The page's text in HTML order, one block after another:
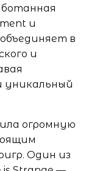
и
в
и
уникальный
огромную
Один из